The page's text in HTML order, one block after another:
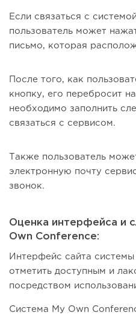
Если связаться с
пользователь может
письмо, которая
После того, как
кнопку, его перебросит
необходимо заполнить
связаться с сервисом.
Также пользователь
электронную почту
звонок.
Оценка интерфейса и
Own Conference:
Интерфейс сайта
отметить доступным и
посредством
Система My Own